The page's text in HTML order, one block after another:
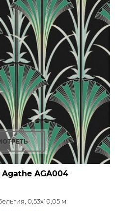
AGA004
0,53x10,05 м